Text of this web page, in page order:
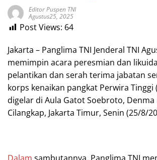
Editor Puspen TNI
Agustus25, 2025
Post Views: 64
Jakarta – Panglima TNI Jenderal TNI
memimpin acara peresmian dan
pelantikan dan serah terima jabatan
korps kenaikan pangkat Perwira Tinggi
digelar di Aula Gatot Soebroto, Denma
Cilangkap, Jakarta Timur, Senin (25/8/